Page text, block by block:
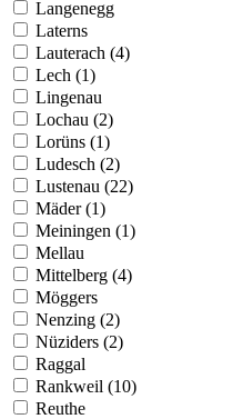
Langenegg
Laterns
Lauterach (4)
Lech (1)
Lingenau
Lochau (2)
Lorüns (1)
Ludesch (2)
Lustenau (22)
Mäder (1)
Meiningen (1)
Mellau
Mittelberg (4)
Möggers
Nenzing (2)
Nüziders (2)
Raggal
Rankweil (10)
Reuthe